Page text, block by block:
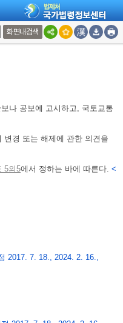
화면내검색
판과 인터넷 홈페이지 등에 공
를 개최할 수 있다. <개정 2016.
수 있다.
나 공보에 고시하고, 국토교통
경 또는 해제에 관한 의견을
5의5에서 정하는 바에 따른다. <
2017. 7. 18., 2024. 2. 16.,